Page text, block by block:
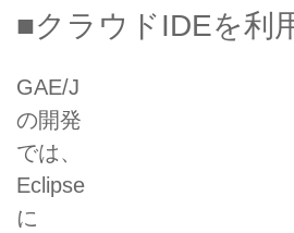
■クラウドIDEを利
GAE/J
の開発
では、
Eclipse
に